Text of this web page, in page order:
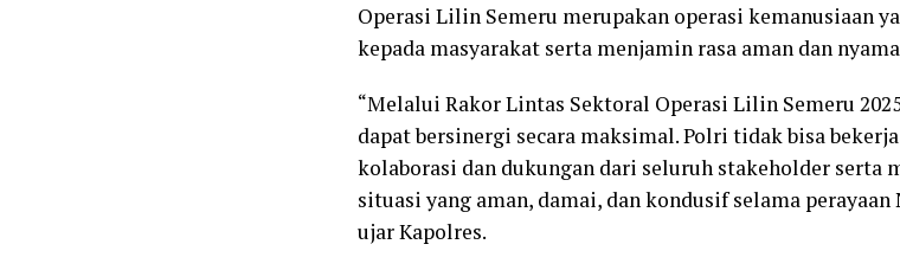
Operasi Lilin Semeru merupakan operasi kemanusiaan
kepada masyarakat serta menjamin rasa aman dan
“Melalui Rakor Lintas Sektoral Operasi Lilin Semeru
dapat bersinergi secara maksimal. Polri tidak bisa
kolaborasi dan dukungan dari seluruh stakeholder serta
situasi yang aman, damai, dan kondusif selama perayaan
ujar Kapolres.